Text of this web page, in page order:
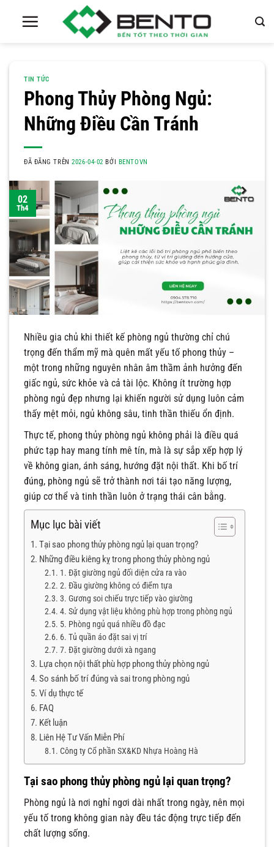
TIN TỨC
Phong Thủy Phòng Ngủ:
Những Điều Cần Tránh
ĐÃ ĐĂNG TRÊN2026-04-02 BỞI BENTOVN
02
Th4
Nhiều gia chủ khi thiết kế phòng ngủ thường chỉ chú
trọng đến thẩm mỹ mà quên mất yếu tố phong thủy –
một trong những nguyên nhân âm thầm ảnh hưởng đến
giấc ngủ, sức khỏe và cả tài lộc. Không ít trường hợp
phòng ngủ đẹp nhưng lại khiến người sử dụng luôn cảm
thấy mệt mỏi, ngủ không sâu, tinh thần thiếu ổn định.
Thực tế, phong thủy phòng ngủ không phải là điều quá
phức tạp hay mang tính mê tín, mà là sự sắp xếp hợp lý
về không gian, ánh sáng, hướng đặt nội thất. Khi bố trí
đúng, phòng ngủ sẽ trở thành nơi tái tạo năng lượng,
giúp cơ thể và tinh thần luôn ở trạng thái cân bằng.
Mục lục bài viết
Tại sao phong thủy phòng ngủ lại quan trọng?
Những điều kiêng kỵ trong phong thủy phòng ngủ
1. Đặt giường ngủ đối diện cửa ra vào
2. Đầu giường không có điểm tựa
3. Gương soi chiếu trực tiếp vào giường
4. Sử dụng vật liệu không phù hợp trong phòng ngủ
5. Phòng ngủ quá nhiều đồ đạc
6. Tủ quần áo đặt sai vị trí
7. Đặt giường dưới xà ngang
Lựa chọn nội thất phù hợp phong thủy phòng ngủ
So sánh bố trí đúng và sai trong phòng ngủ
Ví dụ thực tế
FAQ
Kết luận
Liên Hệ Tư Vấn Miễn Phí
Công ty Cổ phần SX&KD Nhựa Hoàng Hà
Tại sao phong thủy phòng ngủ lại quan trọng?
Phòng ngủ là nơi nghỉ ngơi dài nhất trong ngày, nên mọi
yếu tố trong không gian này đều tác động trực tiếp đến
chất lượng sống.